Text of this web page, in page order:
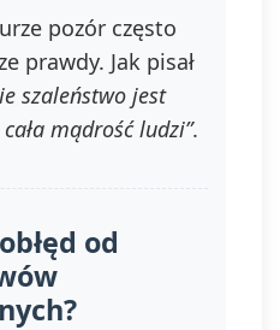
pozór często
prawdy. Jak pisał
szaleństwo jest
mądrość ludzi”.
od